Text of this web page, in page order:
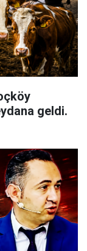
geldi.